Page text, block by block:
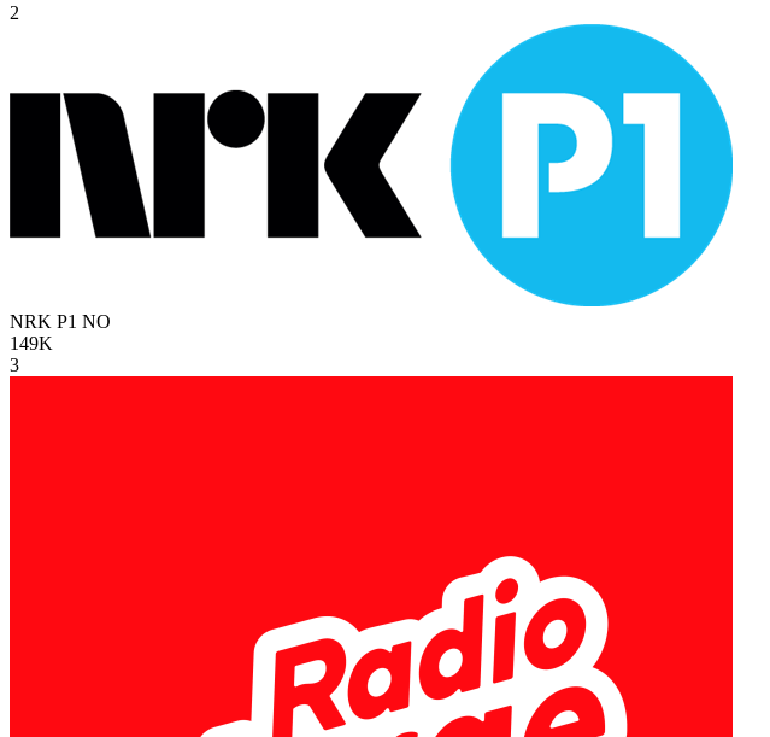
2
NRK P1 NO
149K
3